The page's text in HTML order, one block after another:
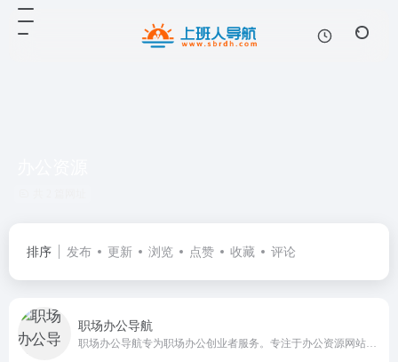
排序 发布 更新 浏览 点赞 收藏 评论
职场办公导航